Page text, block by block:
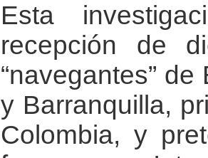
Esta
recepción de
“navegantes”
y Barranquilla,
Colombia, y